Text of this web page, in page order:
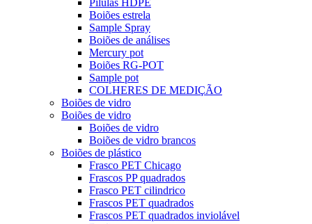
Pilulas HDPE
Boiões estrela
Sample Spray
Boiões de análises
Mercury pot
Boiões RG-POT
Sample pot
COLHERES DE MEDIÇÃO
Boiões de vidro
Boiões de vidro
Boiões de vidro
Boiões de vidro brancos
Boiões de plástico
Frasco PET Chicago
Frascos PP quadrados
Frasco PET cilindrico
Frascos PET quadrados
Frascos PET quadrados inviolável